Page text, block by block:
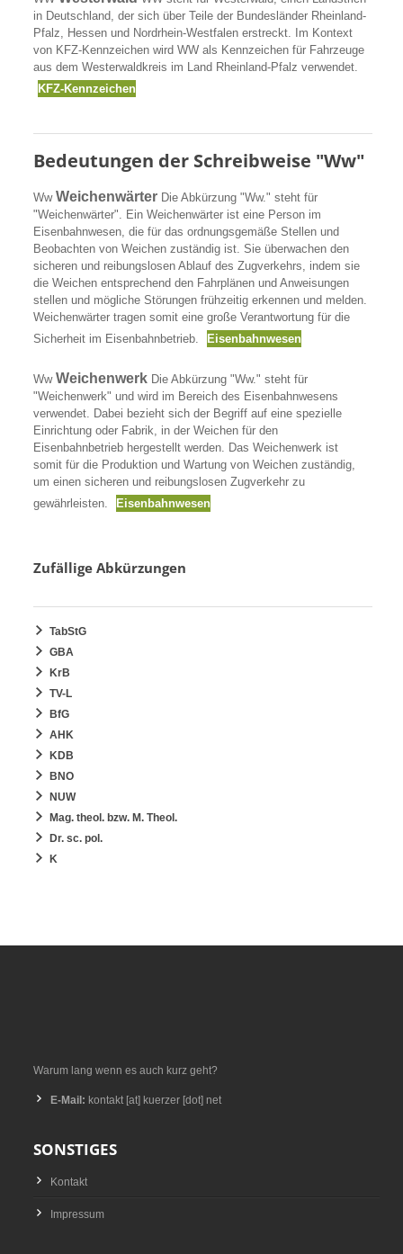
in Deutschland, der sich über Teile der Bundesländer Rheinland-
Pfalz, Hessen und Nordrhein-Westfalen erstreckt. Im Kontext
von KFZ-Kennzeichen wird WW als Kennzeichen für Fahrzeuge
aus dem Westerwaldkreis im Land Rheinland-Pfalz verwendet.
KFZ-Kennzeichen
Bedeutungen der Schreibweise "Ww"
WwWeichenwärter Die Abkürzung "Ww." steht für
"Weichenwärter". Ein Weichenwärter ist eine Person im
Eisenbahnwesen, die für das ordnungsgemäße Stellen und
Beobachten von Weichen zuständig ist. Sie überwachen den
sicheren und reibungslosen Ablauf des Zugverkehrs, indem sie
die Weichen entsprechend den Fahrplänen und Anweisungen
stellen und mögliche Störungen frühzeitig erkennen und melden.
Weichenwärter tragen somit eine große Verantwortung für die
Sicherheit im Eisenbahnbetrieb.
Eisenbahnwesen
WwWeichenwerk Die Abkürzung "Ww." steht für
"Weichenwerk" und wird im Bereich des Eisenbahnwesens
verwendet. Dabei bezieht sich der Begriff auf eine spezielle
Einrichtung oder Fabrik, in der Weichen für den
Eisenbahnbetrieb hergestellt werden. Das Weichenwerk ist
somit für die Produktion und Wartung von Weichen zuständig,
um einen sicheren und reibungslosen Zugverkehr zu
gewährleisten.
Eisenbahnwesen
Zufällige Abkürzungen
TabStG
GBA
KrB
TV-L
BfG
AHK
KDB
BNO
NUW
Mag. theol. bzw. M. Theol.
Dr. sc. pol.
K
Warum lang wenn es auch kurz geht?
E-Mail: kontakt [at] kuerzer [dot] net
SONSTIGES
Kontakt
Impressum